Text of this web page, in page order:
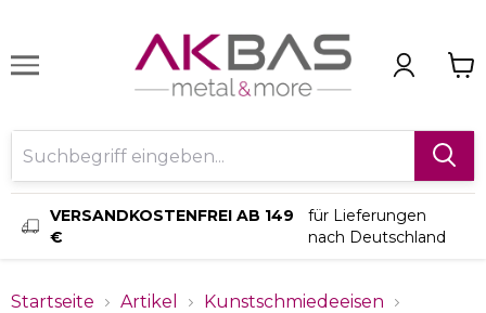
VERSANDKOSTENFREI AB 149
€
für Lieferungen
nach Deutschland
Startseite Artikel
Kunstschmiedeeisen